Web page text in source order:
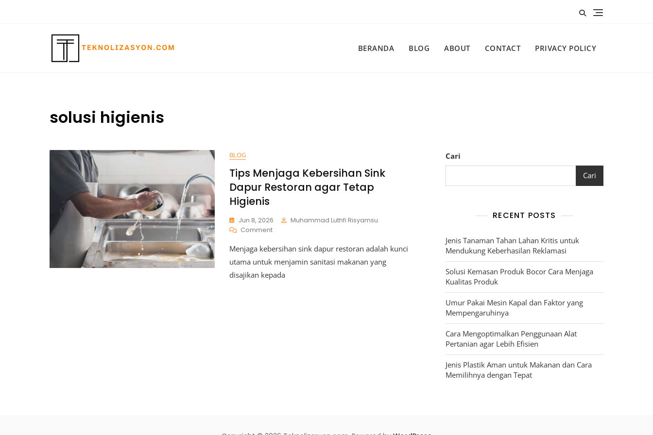
BERANDA
BLOG ABOUT CONTACT PRIVACY POLICY
solusi higienis
BLOG
Tips Menjaga Kebersihan Sink
Dapur Restoran agar Tetap
Higienis
Jun 8, 2026
Muhammad Luthfi Risyamsu
CommentOn
Menjaga
Kebersihan
Dapur
Menjaga kebersihan sink dapur restoran adalah kunci
utama untuk menjamin sanitasi makanan yang
disajikan kepada
Cari
Cari
RECENT POSTS
Jenis Tanaman Tahan Lahan Kritis untuk
Mendukung Keberhasilan Reklamasi
Solusi Kemasan Produk Bocor Cara Menjaga
Kualitas Produk
Umur Pakai Mesin Kapal dan Faktor yang
Mempengaruhinya
Cara Mengoptimalkan Penggunaan Alat
Pertanian agar Lebih Efisien
Jenis Plastik Aman untuk Makanan dan Cara
Memilihnya dengan Tepat